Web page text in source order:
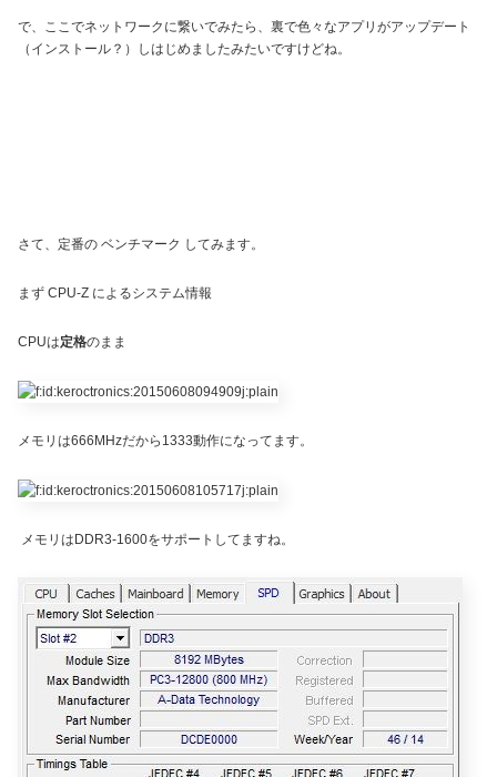
で、ここでネットワークに繋いでみたら、裏で色々なアプリがアップデート
（インストール？）しはじめましたみたいですけどね。
さて、定番の ベンチマーク してみます。
まず CPU-Z によるシステム情報
CPUは定格のまま
メモリは666MHzだから1333動作になってます。
メモリはDDR3-1600をサポートしてますね。